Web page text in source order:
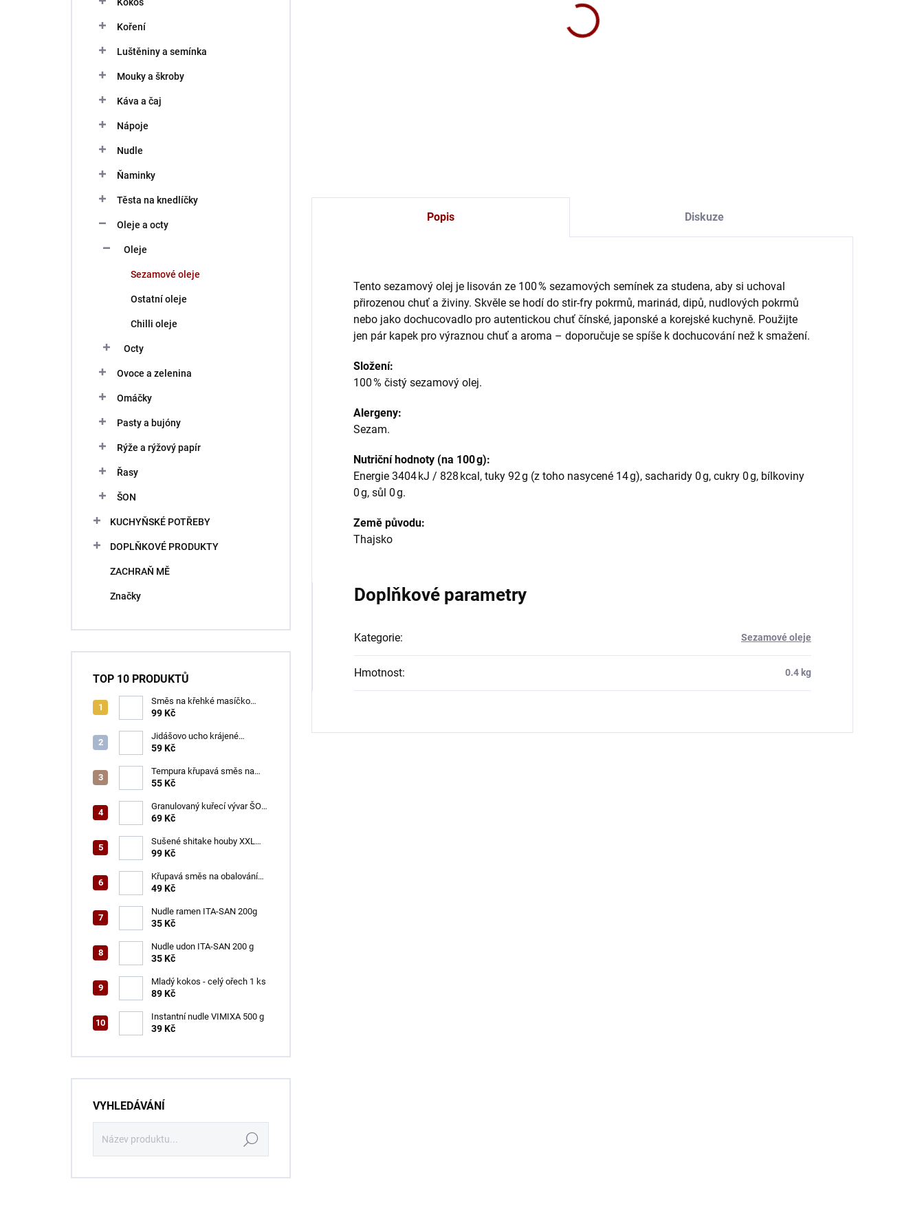
Koření
Luštěniny a semínka
Mouky a škroby
Káva a čaj
Nápoje
Nudle
Ňaminky
Těsta na knedlíčky
Oleje a octy
Oleje
Sezamové oleje
Ostatní oleje
Chilli oleje
Octy
Ovoce a zelenina
Omáčky
Pasty a bujóny
Rýže a rýžový papír
Řasy
ŠON
KUCHYŇSKÉ POTŘEBY
DOPLŇKOVÉ PRODUKTY
ZACHRAŇ MĚ
Značky
TOP 10 PRODUKTŮ
Směs na křehké masíčko
ŠON 125 g
99 Kč
Jidášovo ucho krájené
TOTACO 100 g
59 Kč
Tempura křupavá směs na
obalování GOGI 150 g
55 Kč
Granulovaný kuřecí vývar ŠON
100 g
69 Kč
Sušené shitake houby XXL
ŠON 100 g
99 Kč
Křupavá směs na obalování
VINH THUAN 150 g
49 Kč
Nudle ramen ITA-SAN 200g
35 Kč
Nudle udon ITA-SAN 200 g
35 Kč
Mladý kokos - celý ořech 1 ks
89 Kč
Instantní nudle VIMIXA 500 g
39 Kč
VYHLEDÁVÁNÍ
Hledat
Popis Diskuze
Tento sezamový olej je lisován ze 100 % sezamových semínek za studena, aby si uchoval
přirozenou chuť a živiny. Skvěle se hodí do stir-fry pokrmů, marinád, dipů, nudlových pokrmů
nebo jako dochucovadlo pro autentickou chuť čínské, japonské a korejské kuchyně. Použijte
jen pár kapek pro výraznou chuť a aroma – doporučuje se spíše k dochucování než k smažení.
Složení:
100 % čistý sezamový olej.
Alergeny:
Sezam.
Nutriční hodnoty (na 100 g):
Energie 3404 kJ / 828 kcal, tuky 92 g (z toho nasycené 14 g), sacharidy 0 g, cukry 0 g, bílkoviny
0 g, sůl 0 g.
Země původu:
Thajsko
Doplňkové parametry
Kategorie: Sezamové oleje
Hmotnost: 0.4 kg